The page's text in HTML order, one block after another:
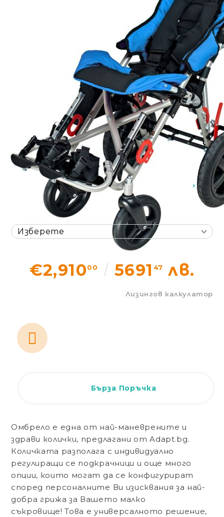
ул. Отец Паисий 5
0876 514422
Осигуряване На Достъпна Среда
Медицинско Оборудване ПОД НАЕМ
Нови Продукти
Грижа За Здравето
Под Наем
Финансиране
Състояния
Статии
Контакти
OMBRELO 5
Количка за деца с
увреждания ОМБРЕЛО
Омбрело е една от най-маневрените и
здрави колички, предлагани от Adapt.bg.
Количката разполага с индивидуално
регулиращи се подкрачници и още много
опции, които могат да се конфигурират
според персоналните Ви изисквания за най-
добра грижа за Вашето малко
съкровище! Това е универсалното решение,
€2,91000 5691 47 лв.
Лизингов калкулатор
Бърза Поръчка